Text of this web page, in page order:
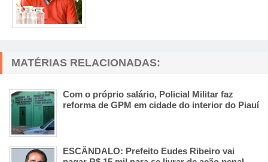
MATÉRIAS RELACIONADAS:
Com o próprio salário, Policial Militar faz
reforma de GPM em cidade do interior do Piauí
ESCÂNDALO: Prefeito Eudes Ribeiro vai